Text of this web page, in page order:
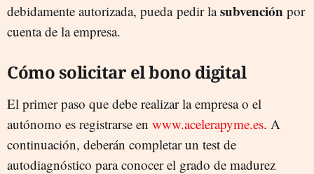
debidamente autorizada, pueda pedir lasubvención por
cuenta de la empresa.
Cómo solicitar el bono digital
El primer paso que debe realizar la empresa o el
autónomo es registrarse en www.acelerapyme.es. A
continuación, deberán completar un test de
autodiagnóstico para conocer el grado de madurez